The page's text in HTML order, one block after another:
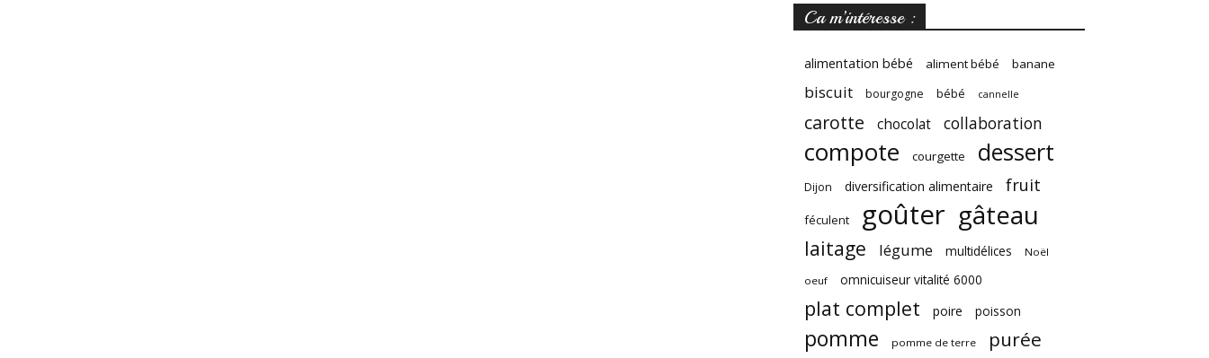
Ca m’intéresse :
alimentation bébé aliment bébé banane
biscuit bourgogne bébé cannelle
carotte chocolat collaboration
compote courgette dessert
Dijon diversification alimentaire fruit
féculent goûter gâteau
laitage légume multidélices Noël
oeuf omnicuiseur vitalité 6000
plat complet poire poisson
pomme pomme de terre purée